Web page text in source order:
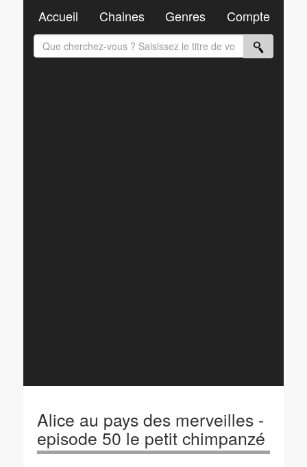
Alice au pays des merveilles -
episode 50 le petit chimpanzé
Accueil Chaines Genres Compte